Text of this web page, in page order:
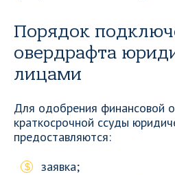
Порядок
овердрафта
лицами
Для одобрения финансовой
краткосрочной ссуды
предоставляются:
заявка;